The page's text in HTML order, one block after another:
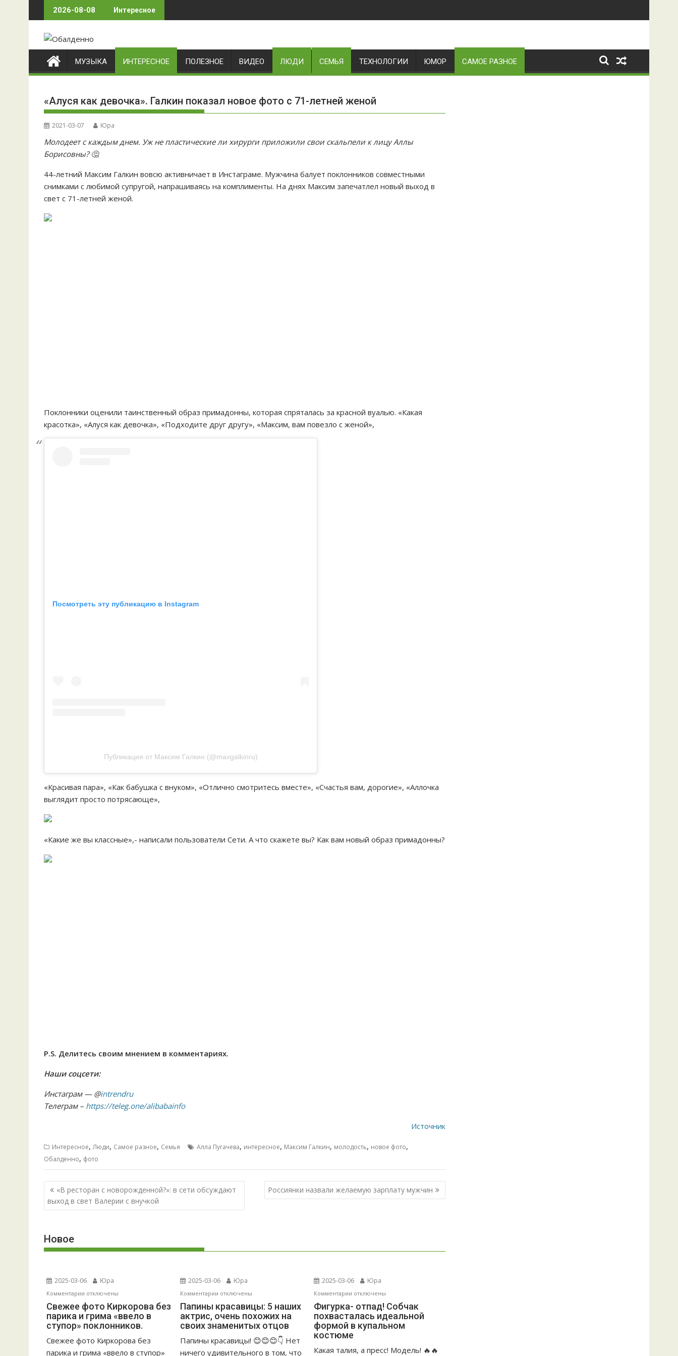
to
2026-08-08 Интересное
МУЗЫКА ИНТЕРЕСНОЕ ПОЛЕЗНОЕ ВИДЕО ЛЮДИ СЕМЬЯ ТЕХНОЛОГИИ ЮМОР САМОЕ РАЗНОЕ
«Алуся как девочка». Галкин показал новое фото с 71-летней женой
2021-03-07 Юра
Молодеет с каждым днем. Уж не пластические ли хирурги приложили свои скальпели к лицу Аллы
Борисовны? 🤔
44-летний Максим Галкин вовсю активничает в Инстаграме. Мужчина балует поклонников совместными
снимками с любимой супругой, напрашиваясь на комплименты. На днях Максим запечатлел новый выход в
свет с 71-летней женой.
Поклонники оценили таинственный образ примадонны, которая спряталась за красной вуалью. «Какая
красотка», «Алуся как девочка», «Подходите друг другу», «Максим, вам повезло с женой»,
Посмотреть эту публикацию в Instagram
Публикация от Максим Галкин (@maxgalkinru)
«Красивая пара», «Как бабушка с внуком», «Отлично смотритесь вместе», «Счастья вам, дорогие», «Аллочка
выглядит просто потрясающе»,
«Какие же вы классные»,- написали пользователи Сети. А что скажете вы? Как вам новый образ примадонны?
P.S. Делитесь своим мнением в комментариях.
Наши соцсети:
Инстаграм — @intrendru
Телеграм – https://teleg.one/alibabainfo
Источник
Интересное, Люди, Самое разное, Семья Алла Пугачева, интересное, Максим Галкин, молодость, новое фото,
Обалденно, фото
Навигация
по
записям
«В ресторан с новорожденной?»: в сети обсуждают
выход в свет Валерии с внучкой
Россиянки назвали желаемую зарплату мужчин
Новое
2025-03-06 Юра
Комментарии к
записи
Свежее
фото
Киркорова
отключены
Свежее фото Киркорова без
парика и грима «ввело в
ступор» поклонников.
Свежее фото Киркорова без
парика и грима «ввело в ступор»
2025-03-06 Юра
Комментарии к
записи
Папины
красавицы:
отключены
Папины красавицы: 5 наших
актрис, очень похожих на
своих знаменитых отцов
Папины красавицы! 😊😊😊👇 Нет
ничего удивительного в том, что
2025-03-06 Юра
Комментарии к
записи
Фигурка-
отпад!
Собчак
похвасталась
отключены
Фигурка- отпад! Собчак
похвасталась идеальной
формой в купальном
костюме
Какая талия, а пресс! Модель! 🔥🔥